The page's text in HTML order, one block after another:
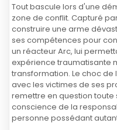
Tout bascule lors d'une
zone de conflit. Capturé
construire une arme
ses compétences pour
un réacteur Arc, lui
expérience traumatisante
transformation. Le choc
avec les victimes de ses
remettre en question toute
conscience de la
personne possédant